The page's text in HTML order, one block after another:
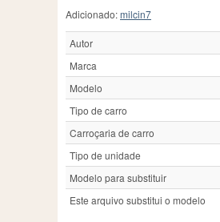
Adicionado:milcin7
Autor
Marca
Modelo
Tipo de carro
Carroçaria de carro
Tipo de unidade
Modelo para substituir
Este arquivo substitui o modelo